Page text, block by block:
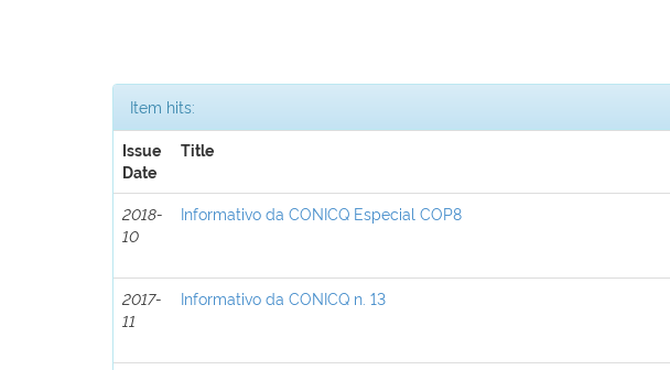
Item hits:
Issue
Date
Title
2018-
10
Informativo da CONICQ Especial COP8
2017-
11
Informativo da CONICQ n. 13